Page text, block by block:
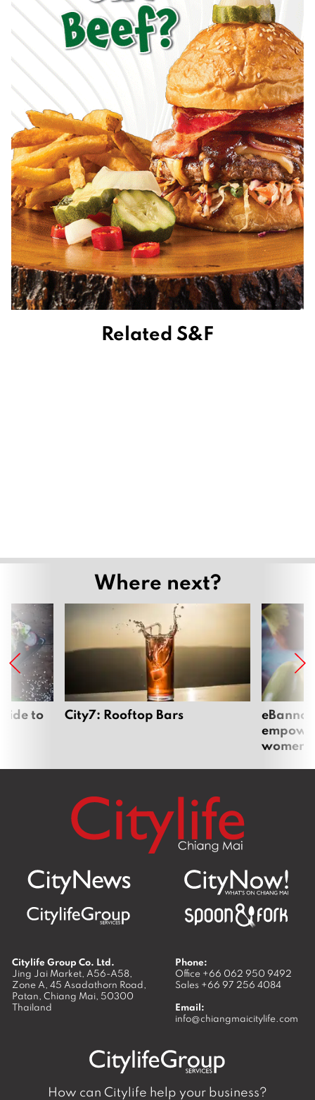
Related S&F
Where next?
to City7: Rooftop Bars
women
Citylife Group Co. Ltd.
Jing Jai Market, A56-A58,
Zone A, 45 Asadathorn Road,
Patan, Chiang Mai, 50300
Thailand
Phone:
Office +66 062 950 9492
Sales +66 97 256 4084
Email:
info@chiangmaicitylife.com
How can Citylife help your business?